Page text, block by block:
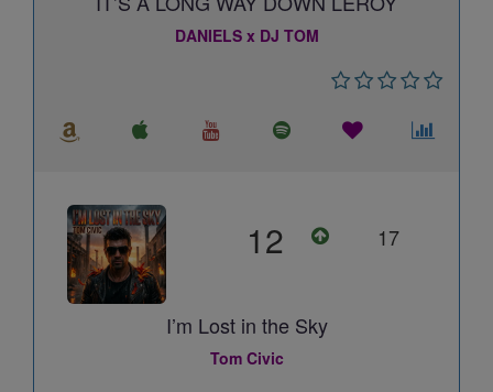
DANIELS x DJ TOM
12 17
I’m Lost in the Sky
Tom Civic